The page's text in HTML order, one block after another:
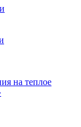
на теплое